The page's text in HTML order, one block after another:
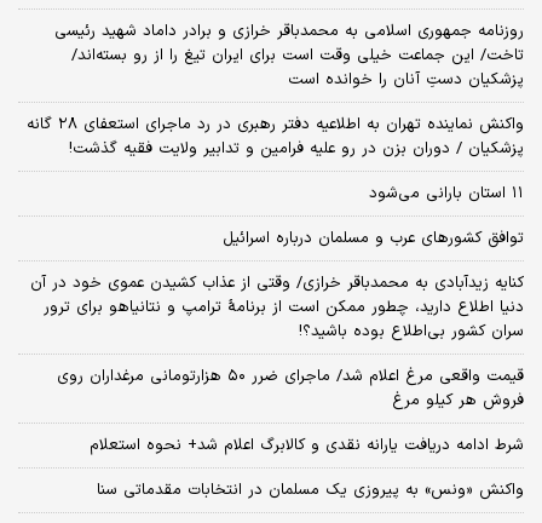
روزنامه جمهوری اسلامی به محمدباقر خرازی و برادر داماد شهید رئیسی
تاخت/ این جماعت خیلی وقت است برای ایران تیغ را از رو بسته‌اند/
پزشکیان دستِ آنان را خوانده است
واکنش نماینده تهران به اطلاعیه دفتر رهبری در رد ماجرای استعفای ۲۸ گانه
پزشکیان / دوران بزن در رو علیه فرامین و تدابیر ولایت فقیه گذشت!
۱۱ استان بارانی می‌شود
توافق کشورهای عرب و مسلمان درباره اسرائیل
کنایه زیدآبادی به محمدباقر خرازی/ وقتی از عذاب کشیدن عموی خود در آن
دنیا اطلاع دارید، چطور ممکن است از برنامهٔ ترامپ و نتانیاهو برای ترور
سران کشور بی‌اطلاع بوده باشید؟!
قیمت واقعی مرغ اعلام شد/ ماجرای ضرر ۵۰ هزارتومانی مرغداران روی
فروش هر کیلو مرغ
شرط ادامه دریافت یارانه نقدی و کالابرگ اعلام شد+ نحوه استعلام
واکنش «ونس» به پیروزی یک مسلمان در انتخابات مقدماتی سنا